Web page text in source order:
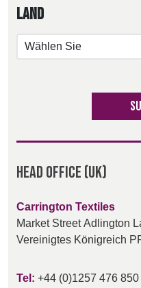
BELGIUM,
DENMARK,
Land
Head Office (UK)
Carrington Textiles
Market Street Adlington
Vereinigtes Königreich
Tel: +44 (0)1257 476 850